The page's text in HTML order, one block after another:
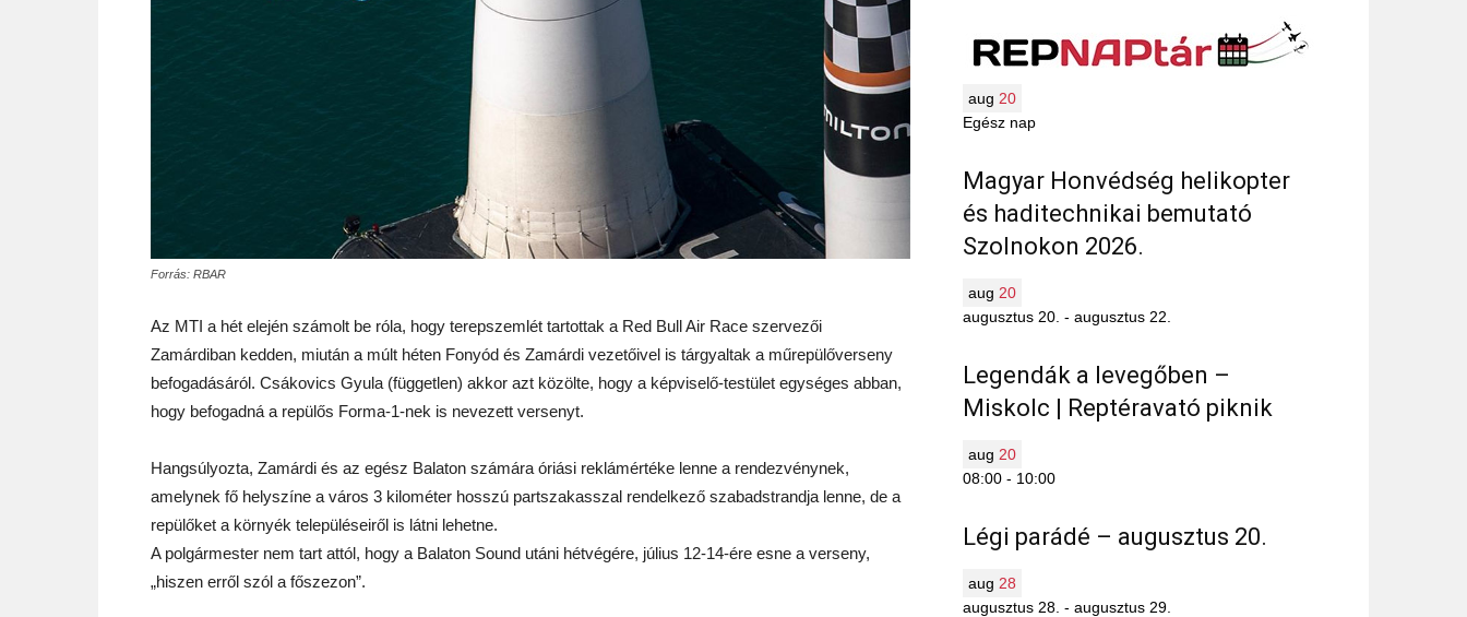
Forrás: RBAR
Az MTI a hét elején számolt be róla, hogy terepszemlét tartottak a Red Bull Air Race szervezői
Zamárdiban kedden, miután a múlt héten Fonyód és Zamárdi vezetőivel is tárgyaltak a műrepülőverseny
befogadásáról. Csákovics Gyula (független) akkor azt közölte, hogy a képviselő-testület egységes abban,
hogy befogadná a repülős Forma-1-nek is nevezett versenyt.
Hangsúlyozta, Zamárdi és az egész Balaton számára óriási reklámértéke lenne a rendezvénynek,
amelynek fő helyszíne a város 3 kilométer hosszú partszakasszal rendelkező szabadstrandja lenne, de a
repülőket a környék településeiről is látni lehetne.
A polgármester nem tart attól, hogy a Balaton Sound utáni hétvégére, július 12-14-ére esne a verseny,
„hiszen erről szól a főszezon”.
aug 20
Egész nap
Magyar Honvédség helikopter
és haditechnikai bemutató
Szolnokon 2026.
aug 20
augusztus 20. - augusztus 22.
Legendák a levegőben –
Miskolc | Reptéravató piknik
aug 20
08:00 - 10:00
Légi parádé – augusztus 20.
aug 28
augusztus 28. - augusztus 29.